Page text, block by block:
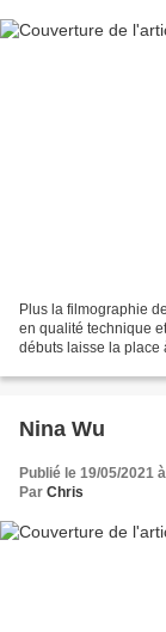
Plus la filmographie
en qualité technique
débuts laisse la place
Nina Wu
Publié le 19/05/2021
Par Chris